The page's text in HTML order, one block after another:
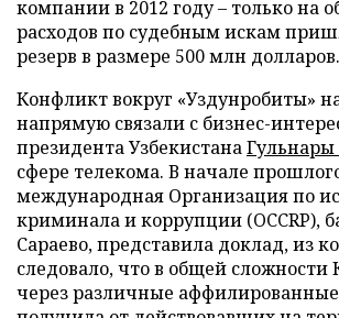
компании в 2012 году – только на
расходов по судебным искам
резерв в размере 500 млн долларов.
Конфликт вокруг «Уздунробиты»
напрямую связали с бизнес-
президента Узбекистана
сфере телекома. В начале
международная Организация по
криминала и коррупции (OCCRP),
Сараево, представила доклад, из
следовало, что в общей сложности
через различные